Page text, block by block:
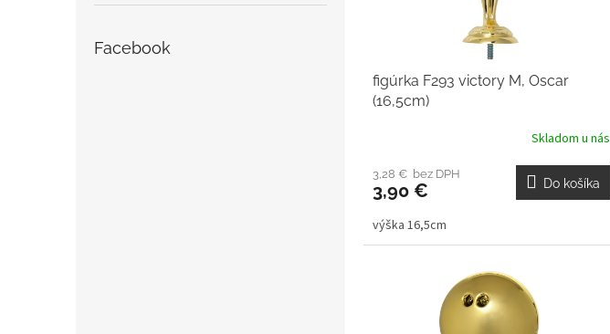
Facebook
figúrka F293 victory M, Oscar
(16,5cm)
Skladom u nás
3,28 € bez DPH
3,90 € Do košíka
výška 16,5cm